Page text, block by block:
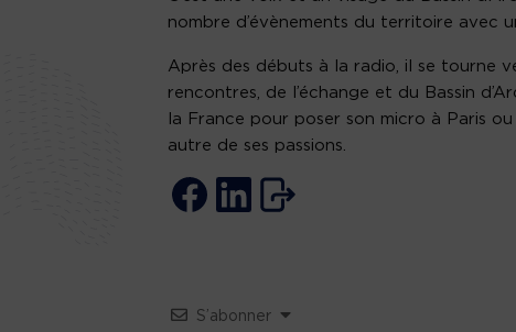
nombre d’évènements du territoire avec
Après des débuts à la radio, il se tourne
rencontres, de l’échange et du Bassin
la France pour poser son micro à Paris
autre de ses passions.
S’abonner